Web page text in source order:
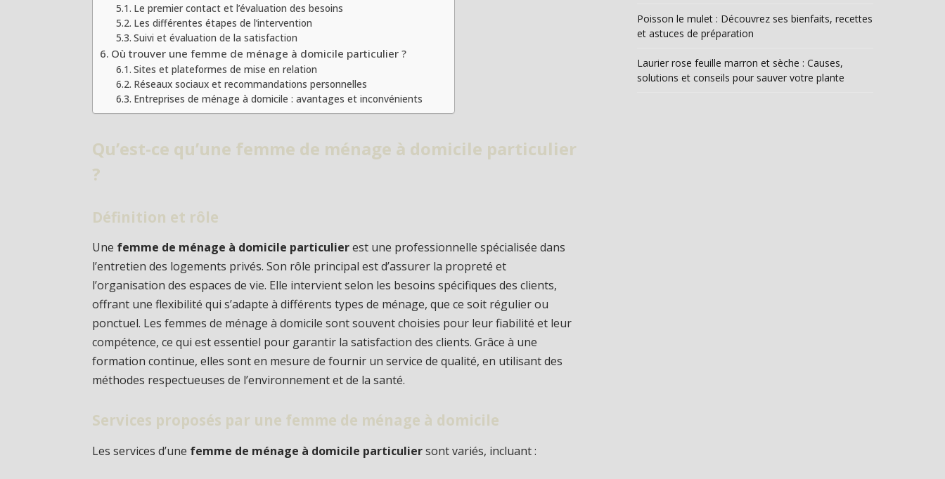
Le premier contact et l’évaluation des besoins
Les différentes étapes de l’intervention
Suivi et évaluation de la satisfaction
Où trouver une femme de ménage à domicile particulier ?
Sites et plateformes de mise en relation
Réseaux sociaux et recommandations personnelles
Entreprises de ménage à domicile : avantages et inconvénients
Qu’est-ce qu’une femme de ménage à domicile particulier
?
Définition et rôle
Une femme de ménage à domicile particulierest une professionnelle spécialisée dans
l’entretien des logements privés. Son rôle principal est d’assurer la propreté et
l’organisation des espaces de vie. Elle intervient selon les besoins spécifiques des clients,
offrant une flexibilité qui s’adapte à différents types de ménage, que ce soit régulier ou
ponctuel. Les femmes de ménage à domicile sont souvent choisies pour leur fiabilité et leur
compétence, ce qui est essentiel pour garantir la satisfaction des clients. Grâce à une
formation continue, elles sont en mesure de fournir un service de qualité, en utilisant des
méthodes respectueuses de l’environnement et de la santé.
Services proposés par une femme de ménage à domicile
Les services d’une femme de ménage à domicile particuliersont variés, incluant :
Poisson le mulet : Découvrez ses bienfaits, recettes
et astuces de préparation
Laurier rose feuille marron et sèche : Causes,
solutions et conseils pour sauver votre plante